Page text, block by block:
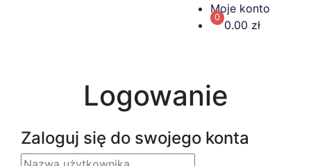
Moje konto
0
0.00 zł
Logowanie
Zaloguj się do swojego konta